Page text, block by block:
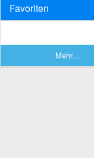
Favoriten
Mehr...